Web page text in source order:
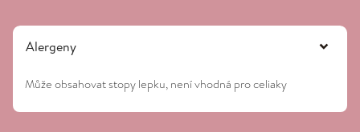
Alergeny
Může obsahovat stopy lepku, není vhodná pro celiaky